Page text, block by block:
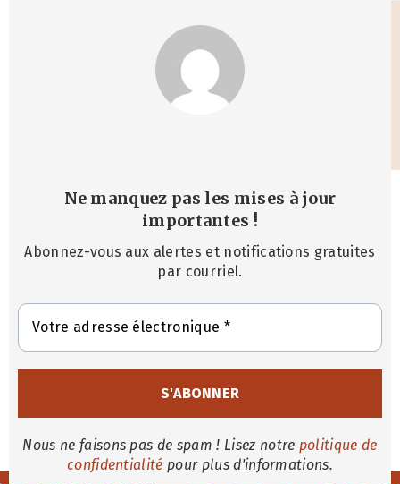
Ne manquez pas les mises à jour
importantes !
Abonnez-vous aux alertes et notifications gratuites
par courriel.
Nous ne faisons pas de spam ! Lisez notre politique de
confidentialité pour plus d'informations.